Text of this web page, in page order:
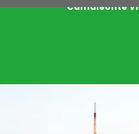
Camaleonte